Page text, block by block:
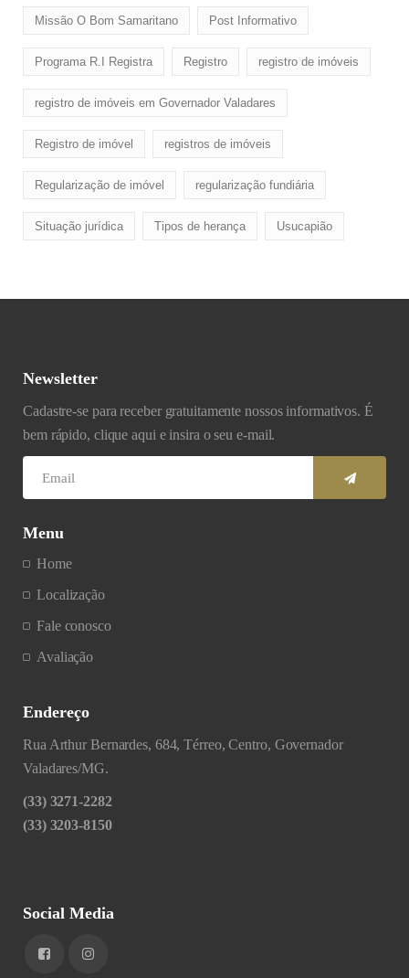
Missão O Bom Samaritano Post Informativo
Programa R.I Registra Registro registro de imóveis
registro de imóveis em Governador Valadares
Registro de imóvel registros de imóveis
Regularização de imóvel regularização fundiária
Situação jurídica Tipos de herança Usucapião
Newsletter
Cadastre-se para receber gratuitamente nossos informativos. É
bem rápido, clique aqui e insira o seu e-mail.
Menu
Home
Localização
Fale conosco
Avaliação
Endereço
Rua Arthur Bernardes, 684, Térreo, Centro, Governador
Valadares/MG.
(33) 3271-2282
(33) 3203-8150
Social Media